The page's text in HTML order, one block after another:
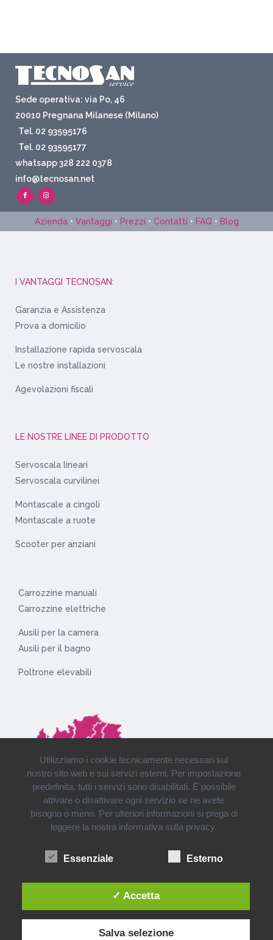
Sede operativa: via Po, 46
20010 Pregnana Milanese (Milano)
Tel. 02 93595176
Tel. 02 93595177
whatsapp 328 222 0378
info@tecnosan.net
Azienda• Vantaggi • Prezzi • Contatti • FAQ • Blog
I VANTAGGI TECNOSAN:
Garanzia e Assistenza
Prova a domicilio
Installazione rapida servoscala
Le nostre installazioni
Agevolazioni fiscali
LE NOSTRE LINEE DI PRODOTTO
Servoscala lineari
Servoscala curvilinei
Montascale a cingoli
Montascale a ruote
Scooter per anziani
Carrozzine manuali
Carrozzine elettriche
Ausili per la camera
Ausili per il bagno
Poltrone elevabili
Installazioni e consegne in tutto il Nord Italia
Utilizziamo i cookie tecnicamente necessari sul
nostro sito web e sui servizi esterni. Per impostazione
predefinita, tutti i servizi sono disabilitati. È possibile
attivare o disattivare ogni servizio se ne avete
bisogno o meno. Per ulteriori informazioni si prega di
leggere la nostra informativa sulla privacy.
Essenziale Esterno
✓ Accetta
Salva selezione